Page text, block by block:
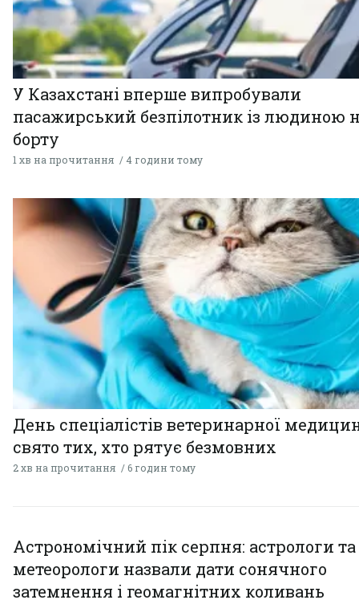
У Казахстані вперше випробували
пасажирський безпілотник із людиною
борту
1 хв на прочитання 4 години тому
День спеціалістів ветеринарної
свято тих, хто рятує безмовних
2 хв на прочитання 6 годин тому
Астрономічний пік серпня: астрологи та
метеорологи назвали дати сонячного
затемнення і геомагнітних коливань